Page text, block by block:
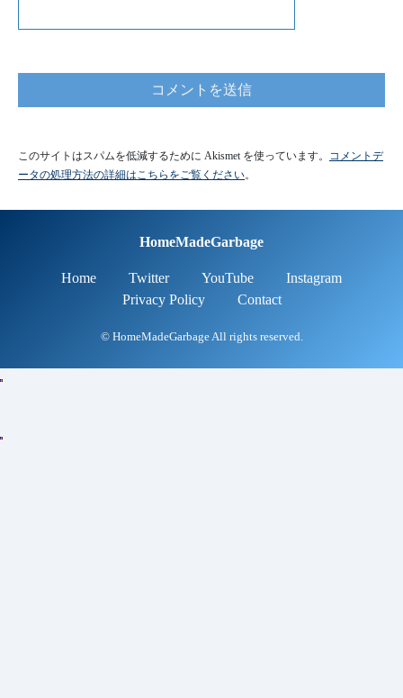
このサイトはスパムを低減するために Akismet を使っています。 コメントデ
ータの処理方法の詳細はこちらをご覧ください。
HomeMadeGarbage
Home Twitter YouTube
Instagram
Privacy Policy
Contact
© HomeMadeGarbage All rights reserved.